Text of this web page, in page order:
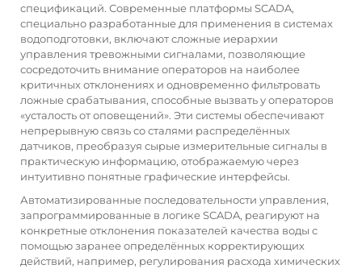
спецификаций. Современные платформы SCADA,
специально разработанные для применения в системах
водоподготовки, включают сложные иерархии
управления тревожными сигналами, позволяющие
сосредоточить внимание операторов на наиболее
критичных отклонениях и одновременно фильтровать
ложные срабатывания, способные вызвать у операторов
«усталость от оповещений». Эти системы обеспечивают
непрерывную связь со сталями распределённых
датчиков, преобразуя сырые измерительные сигналы в
практическую информацию, отображаемую через
интуитивно понятные графические интерфейсы.
Автоматизированные последовательности управления,
запрограммированные в логике SCADA, реагируют на
конкретные отклонения показателей качества воды с
помощью заранее определённых корректирующих
действий, например, регулирования расхода химических